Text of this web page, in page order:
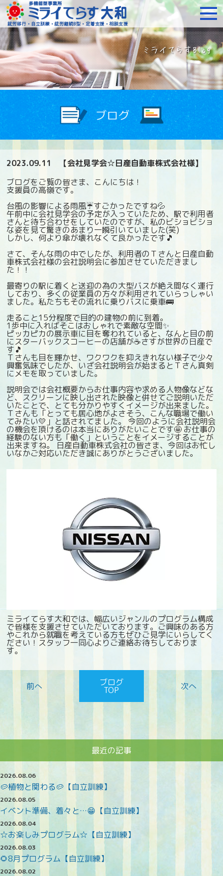
障がいをお持ちの方へ
2023.09.11
【会社見学会☆日産自動車株式会社様】
ブログをご覧の皆さま、こんにちは！
支援員の高嶺です。
台風の影響による雨風☔すごかったですね💦
午前中に会社見学会の予定が入っていたため、駅で利用者
さんと待ち合わせをしていたのですが、私のビショビショ
な姿を見て驚きのあまり一瞬引いていました(笑)
しかし、何より傘が壊れなくて良かったです🎵
さて、そんな雨の中でしたが、利用者のＴさんと日産自動
車株式会社様の会社説明会に参加させていただきまし
た！！
最寄りの駅に着くと送迎の為の大型バスが絶え間なく運行
しており、多くの従業員の方々が利用されていらっしゃい
ました。私たちもその流れに乗りバスに乗車🚌
走ること15分程度で目的の建物の前に到着。
1歩中に入ればそこはおしゃれで素敵な空間✨
ピッカピカの展示車に目を奪われていると、なんと目の前
にスターバックスコーヒーの店舗が☕さすが世界の日産で
す🎵
Ｔさんも目を輝かせ、ワクワクを抑えきれない様子で少々
興奮気味でしたが、いざ会社説明会が始まるとＴさん真剣
にメモを取っていました。
説明会では会社概要からお仕事内容や求める人物像などな
ど、スクリーンに映し出された映像と併せてご説明いただ
いたことで、とても分かりやすくイメージが出来ました。
Ｔさんも「とっても居心地がよさそう、こんな職場で働い
てみたい💛」と話されてました。 今回のように会社説明会
の機会を頂けるのは本当にありがたいことです🤩 お仕事の
経験のない方も「働く」ということをイメージすることが
出来ますね。 日産自動車株式会社の皆さま、今回はお忙し
いなかご対応いただき誠にありがとうございました。
ミライてらす大和では、幅広いジャンルのプログラム構成
で皆様を支援させていただいております。ご興味のある方
やこれから就職を考えている方もぜひご見学にいらしてく
ださい！スタッフ一同心よりご連絡お待ちしておりま
す。
ブログ
TOP
最近の記事
2026.08.06
🥔植物と関わる🥔【自立訓練】
2026.08.05
イベント準備、着々と…😁【自立訓練】
2026.08.04
☆お楽しみプログラム☆【自立訓練】
2026.08.03
🌻8月プログラム【自立訓練】
2026.08.02